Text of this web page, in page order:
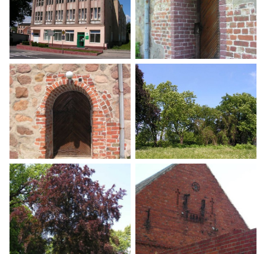
Szlak Równiny Wełtyńskiej Szlak Równiny Wełtyńskiej
Szlak Równiny Wełtyńskiej Szlak Równiny Wełtyńskiej